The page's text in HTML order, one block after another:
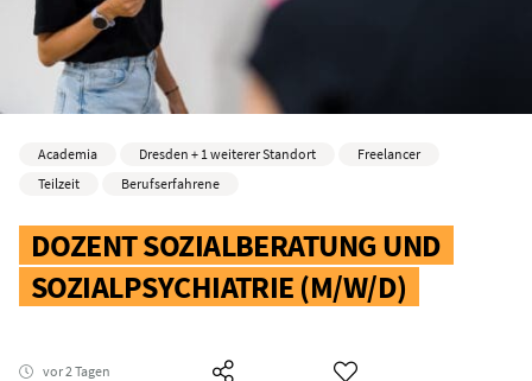
DOZENT SOZIALBERATUNG UND
SOZIALPSYCHIATRIE (M/W/D)
Academia Dresden + 1 weiterer Standort
Freelancer
Teilzeit
Berufserfahrene
vor 2 Tagen